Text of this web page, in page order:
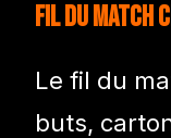
Fil du match
Le fil du
buts,